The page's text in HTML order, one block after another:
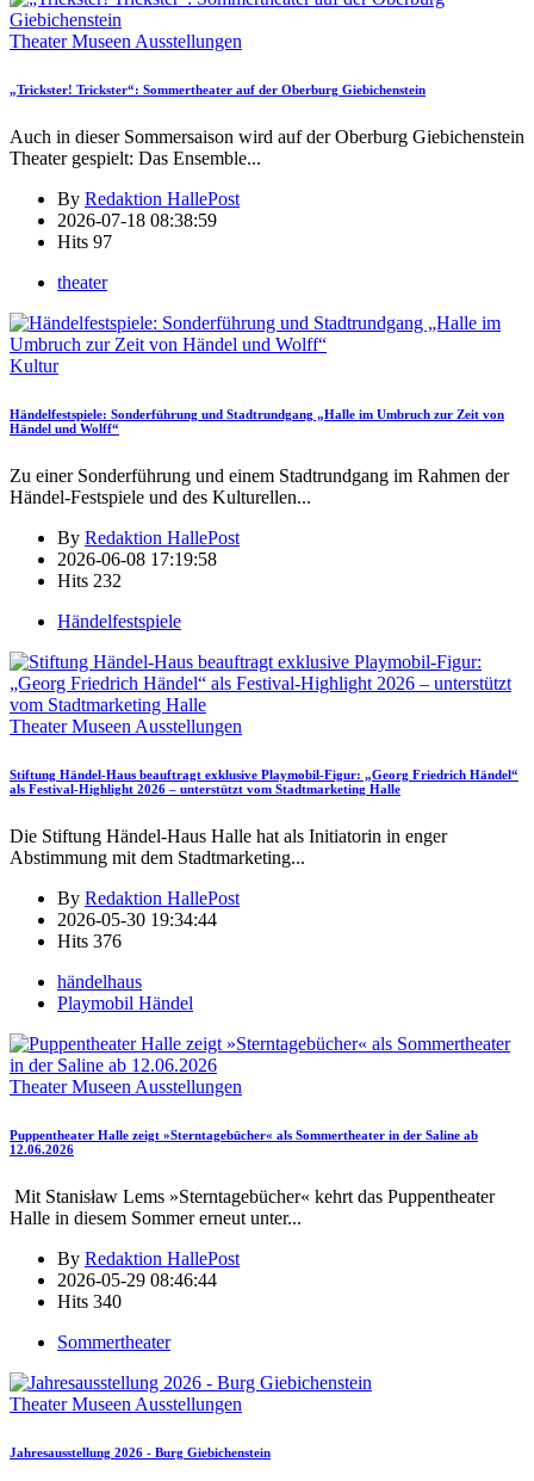
Theater Museen Ausstellungen
„Trickster! Trickster“: Sommertheater auf der Oberburg Giebichenstein
Auch in dieser Sommersaison wird auf der Oberburg Giebichenstein
Theater gespielt: Das Ensemble...
By Redaktion HallePost
2026-07-18 08:38:59
Hits 97
theater
Kultur
Händelfestspiele: Sonderführung und Stadtrundgang „Halle im Umbruch zur Zeit von
Händel und Wolff“
Zu einer Sonderführung und einem Stadtrundgang im Rahmen der
Händel-Festspiele und des Kulturellen...
By Redaktion HallePost
2026-06-08 17:19:58
Hits 232
Händelfestspiele
Theater Museen Ausstellungen
Stiftung Händel-Haus beauftragt exklusive Playmobil-Figur: „Georg Friedrich Händel“
als Festival-Highlight 2026 – unterstützt vom Stadtmarketing Halle
Die Stiftung Händel-Haus Halle hat als Initiatorin in enger
Abstimmung mit dem Stadtmarketing...
By Redaktion HallePost
2026-05-30 19:34:44
Hits 376
händelhaus
Playmobil Händel
Theater Museen Ausstellungen
Puppentheater Halle zeigt »Sterntagebücher« als Sommertheater in der Saline ab
12.06.2026
Mit Stanisław Lems »Sterntagebücher« kehrt das Puppentheater
Halle in diesem Sommer erneut unter...
By Redaktion HallePost
2026-05-29 08:46:44
Hits 340
Sommertheater
Theater Museen Ausstellungen
Jahresausstellung 2026 - Burg Giebichenstein